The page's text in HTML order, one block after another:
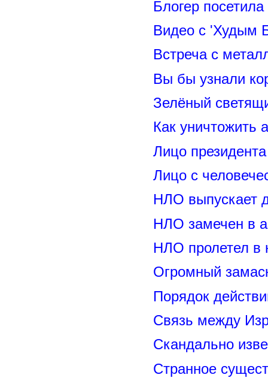
Блогер
Видео с 'Худым
Встреча с
Вы бы узнали
Зелёный
Как уничтожить
Лицо
Лицо с
НЛО выпускает
НЛО замечен в
НЛО пролетел в
Огромный
Порядок
Связь между
Скандально
Странное